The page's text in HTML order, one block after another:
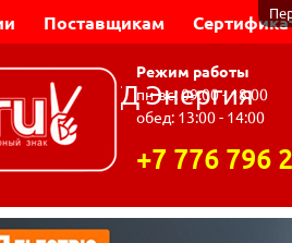
Поставщикам
Режим работы
пн-вс: 09:00 - 18:00
обед: 13:00 - 14:00
+7 776 796
| ТД Энергия